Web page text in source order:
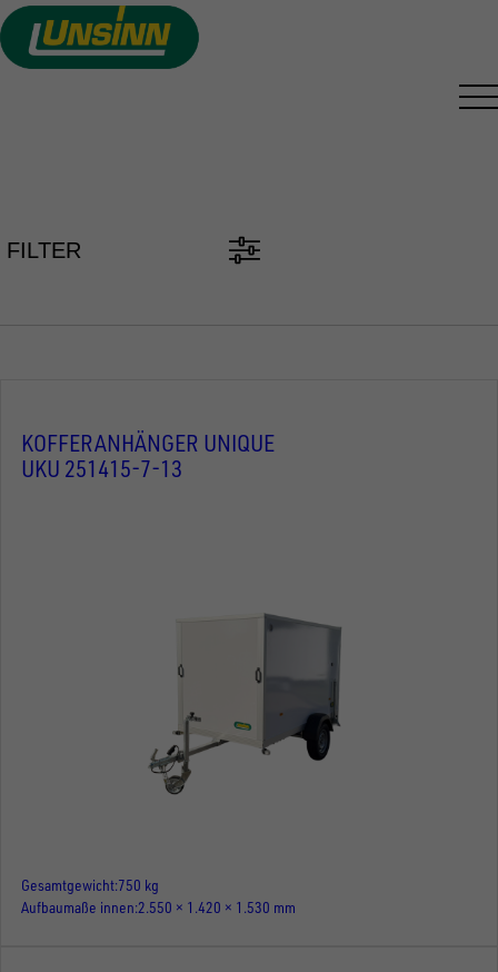
Direkt
zum
Inhalt
FILTER
KOFFERANHÄNGER UNIQUE
UKU 251415-7-13
Gesamtgewicht 750 kg
Aufbaumaße innen 2.550 × 1.420 × 1.530 mm